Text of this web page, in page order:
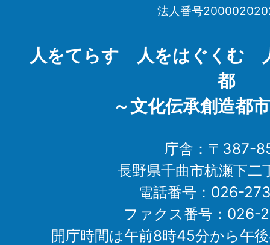
Chikuma
法人番号
人をてらす 人をはぐくむ
都
～文化伝承創造都
庁舎：〒387-
長野県千曲市杭瀬下二
電話番号：026-
ファクス番号：026-
開庁時間は午前8時45分から午